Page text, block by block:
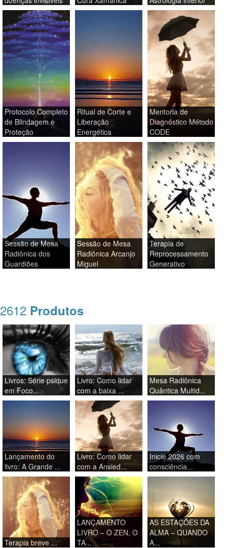
Protocolo Completo
de Blindagem e
Proteção
Ritual de Corte e
Liberação
Energética
Mentoria de
Diagnóstico Método
CODE
Sessão de Mesa
Radiônica dos
Guardiões
Sessão de Mesa
Radiônica Arcanjo
Miguel
Terapia de
Reprocessamento
Generativo
2612 Produtos
Livros: Série psique
em Foco...
Livro: Como lidar
com a baixa ...
Mesa Radiônica
Quântica Multid...
Lançamento do
livro: A Grande ...
Livro: Como lidar
com a Ansied...
Inicie 2026 com
consciência...
Terapia breve ...
LANÇAMENTO
LIVRO – O ZEN, O
TA...
AS ESTAÇÕES DA
ALMA – QUANDO
A...